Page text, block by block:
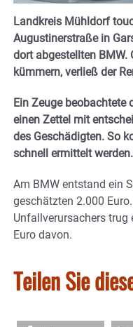
Landkreis Mühldorf
Augustinerstraße in
dort abgestellten BMW.
kümmern, verließ der
Ein Zeuge beobachtete
einen Zettel mit
des Geschädigten. So
schnell ermittelt werden.
Am BMW entstand ein
geschätzten 2.000
Unfallverursachers trug
Euro davon.
Teilen Sie